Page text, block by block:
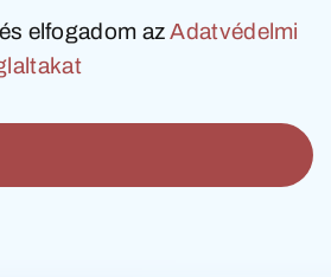
elfogadom azAdatvédelmi